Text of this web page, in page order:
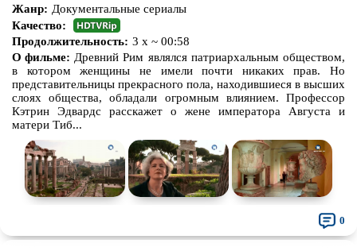
Жанр: Документальные сериалы
Качество:
Продолжительность: 3 x ~ 00:58
О фильме: Древний Рим являлся патриархальным обществом,
в котором женщины не имели почти никаких прав. Но
представительницы прекрасного пола, находившиеся в высших
слоях общества, обладали огромным влиянием. Профессор
Кэтрин Эдвардс расскажет о жене императора Августа и
матери Тиб...
0